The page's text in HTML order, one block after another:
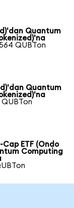
Quantum
QUBTon
Quantum
QUBTon
ETF (Ondo
Computing